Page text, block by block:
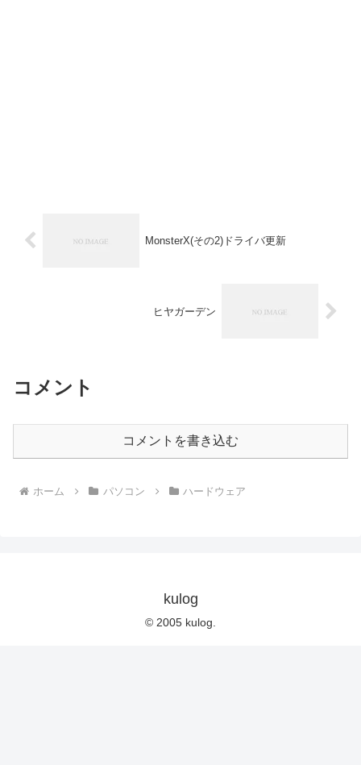
MonsterX(その2)ドライバ更新
ヒヤガーデン
コメント
コメントを書き込む
ホーム パソコン ハードウェア
kulog
© 2005 kulog.